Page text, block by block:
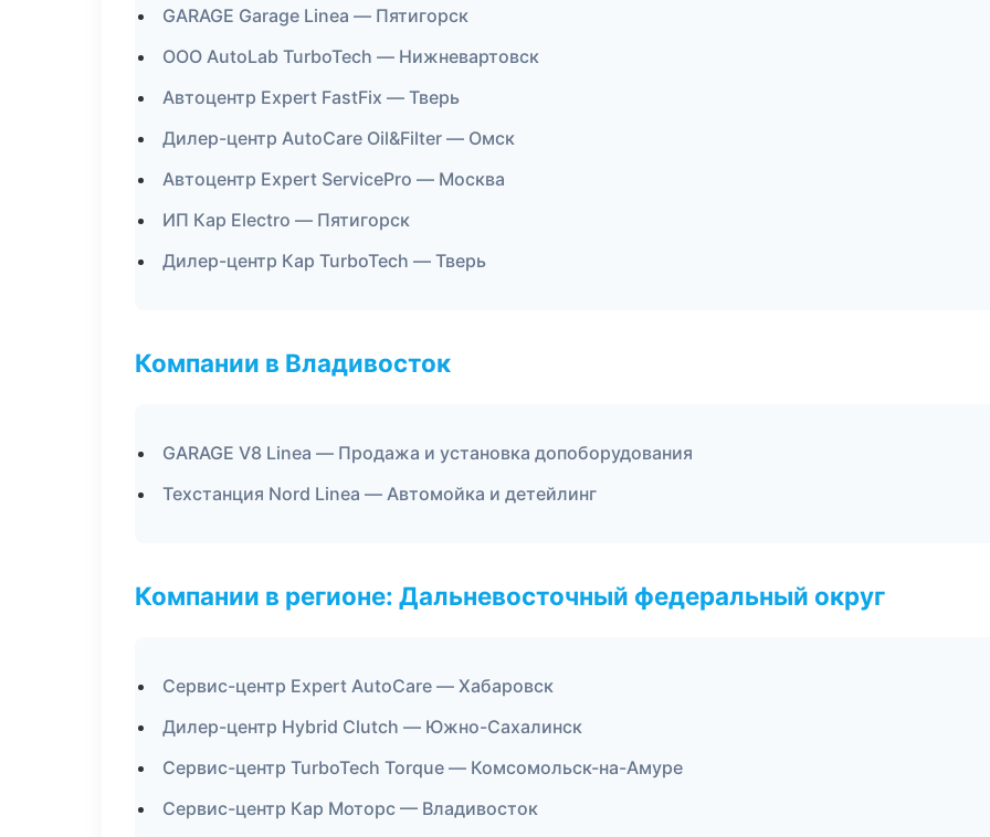
GARAGE Garage Linea — Пятигорск
ООО AutoLab TurboTech — Нижневартовск
Автоцентр Expert FastFix — Тверь
Дилер-центр AutoCare Oil&Filter — Омск
Автоцентр Expert ServicePro — Москва
ИП Кар Electro — Пятигорск
Дилер-центр Кар TurboTech — Тверь
Компании в Владивосток
GARAGE V8 Linea — Продажа и установка допоборудования
Техстанция Nord Linea — Автомойка и детейлинг
Компании в регионе: Дальневосточный федеральный округ
Сервис-центр Expert AutoCare — Хабаровск
Дилер-центр Hybrid Clutch — Южно-Сахалинск
Сервис-центр TurboTech Torque — Комсомольск-на-Амуре
Сервис-центр Кар Моторс — Владивосток